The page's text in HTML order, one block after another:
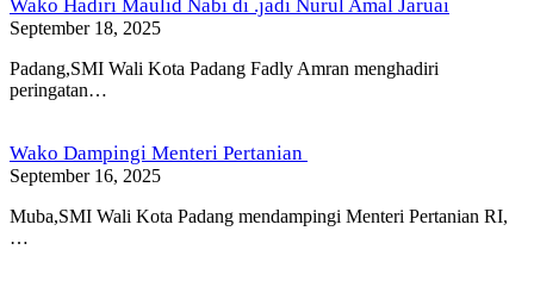
Wako Hadiri Maulid Nabi di .jadi Nurul Amal Jaruai
September 18, 2025
Padang,SMI Wali Kota Padang Fadly Amran menghadiri
peringatan…
Wako Dampingi Menteri Pertanian
September 16, 2025
Muba,SMI Wali Kota Padang mendampingi Menteri Pertanian RI,
…